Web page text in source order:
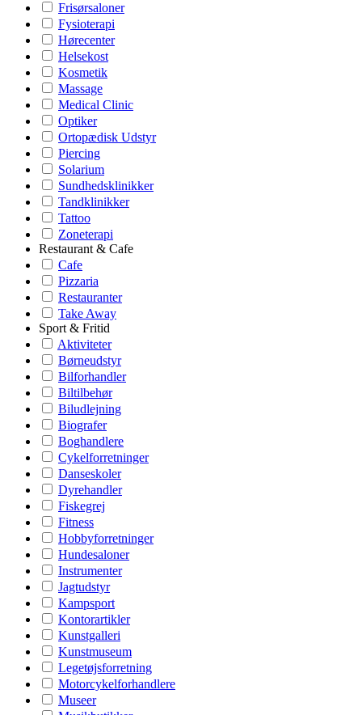
Frisørsaloner
Fysioterapi
Hørecenter
Helsekost
Kosmetik
Massage
Medical Clinic
Optiker
Ortopædisk Udstyr
Piercing
Solarium
Sundhedsklinikker
Tandklinikker
Tattoo
Zoneterapi
Restaurant & Cafe
Cafe
Pizzaria
Restauranter
Take Away
Sport & Fritid
Aktiviteter
Børneudstyr
Bilforhandler
Biltilbehør
Biludlejning
Biografer
Boghandlere
Cykelforretninger
Danseskoler
Dyrehandler
Fiskegrej
Fitness
Hobbyforretninger
Hundesaloner
Instrumenter
Jagtudstyr
Kampsport
Kontorartikler
Kunstgalleri
Kunstmuseum
Legetøjsforretning
Motorcykelforhandlere
Museer